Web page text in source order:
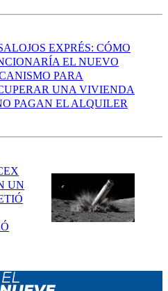
EXPRÉS: CÓMO
EL NUEVO
PARA
UNA VIVIENDA
PAGAN EL ALQUILER
UN